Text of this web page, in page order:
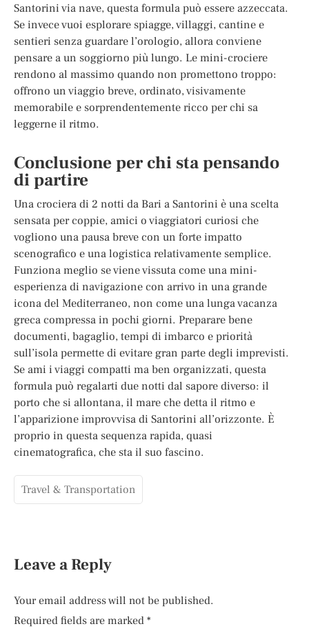
Santorini via nave, questa formula può essere azzeccata.
Se invece vuoi esplorare spiagge, villaggi, cantine e
sentieri senza guardare l’orologio, allora conviene
pensare a un soggiorno più lungo. Le mini-crociere
rendono al massimo quando non promettono troppo:
offrono un viaggio breve, ordinato, visivamente
memorabile e sorprendentemente ricco per chi sa
leggerne il ritmo.
Conclusione per chi sta pensando
di partire
Una crociera di 2 notti da Bari a Santorini è una scelta
sensata per coppie, amici o viaggiatori curiosi che
vogliono una pausa breve con un forte impatto
scenografico e una logistica relativamente semplice.
Funziona meglio se viene vissuta come una mini-
esperienza di navigazione con arrivo in una grande
icona del Mediterraneo, non come una lunga vacanza
greca compressa in pochi giorni. Preparare bene
documenti, bagaglio, tempi di imbarco e priorità
sull’isola permette di evitare gran parte degli imprevisti.
Se ami i viaggi compatti ma ben organizzati, questa
formula può regalarti due notti dal sapore diverso: il
porto che si allontana, il mare che detta il ritmo e
l’apparizione improvvisa di Santorini all’orizzonte. È
proprio in questa sequenza rapida, quasi
cinematografica, che sta il suo fascino.
Travel & Transportation
Leave a Reply
Your email address will not be published.
Required fields are marked *